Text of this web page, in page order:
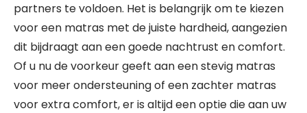
partners te voldoen. Het is belangrijk om te kiezen
voor een matras met de juiste hardheid, aangezien
dit bijdraagt aan een goede nachtrust en comfort.
Of u nu de voorkeur geeft aan een stevig matras
voor meer ondersteuning of een zachter matras
voor extra comfort, er is altijd een optie die aan uw